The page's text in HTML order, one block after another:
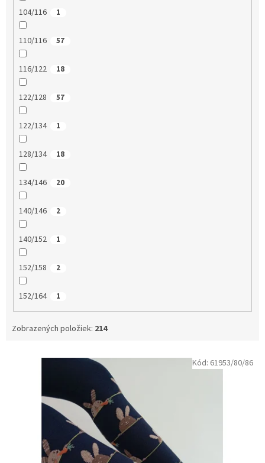
104/116 1
110/116 57
116/122 18
122/128 57
122/134 1
128/134 18
134/146 20
140/146 2
140/152 1
152/158 2
152/164 1
Zobrazených položiek: 214
Kód: 61953/80/86